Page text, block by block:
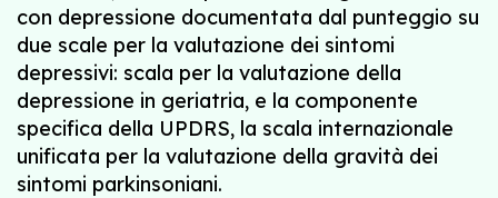
con depressione documentata dal punteggio su
due scale per la valutazione dei sintomi
depressivi: scala per la valutazione della
depressione in geriatria, e la componente
specifica della UPDRS, la scala internazionale
unificata per la valutazione della gravità dei
sintomi parkinsoniani.